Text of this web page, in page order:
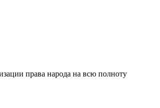
права народа на всю полноту